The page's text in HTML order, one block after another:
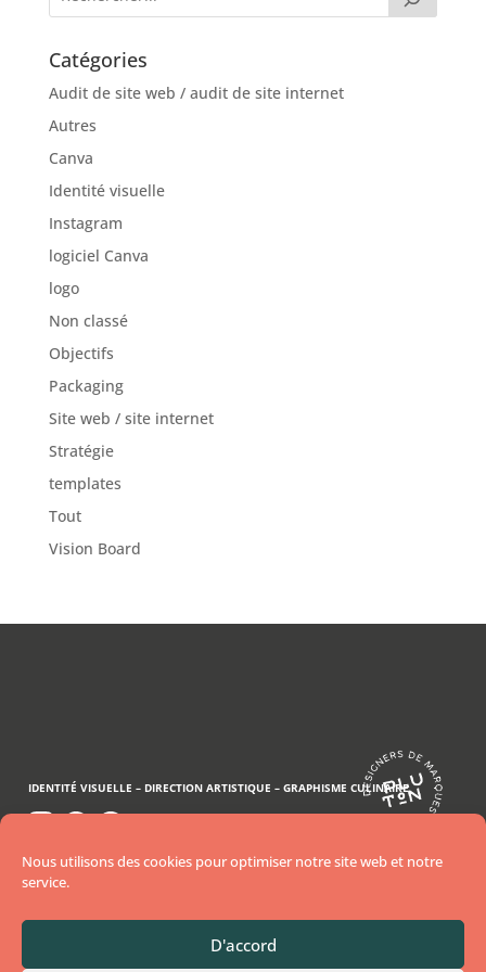
Nous utilisons des cookies pour optimiser notre site web et notre
service.
D'accord
Catégories
Audit de site web / audit de site internet
Autres
Canva
Identité visuelle
Instagram
logiciel Canva
logo
Non classé
Objectifs
Packaging
Site web / site internet
Stratégie
templates
Tout
Vision Board
IDENTITÉ VISUELLE – DIRECTION ARTISTIQUE –GRAPHISME CULINAIRE
Nous aidons les restaurants et food brands à
CAMILLE, GRAPHISTE CULINAIRE